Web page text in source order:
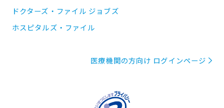
ドクターズ・ファイル ジョブズ
ホスピタルズ・ファイル
医療機関の方向け ログインページ